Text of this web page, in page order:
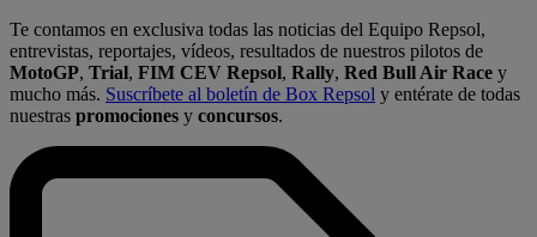
Te contamos en exclusiva todas las noticias del Equipo Repsol,
entrevistas, reportajes, vídeos, resultados de nuestros pilotos de
MotoGP, Trial, FIM CEV Repsol, Rally, Red Bull Air Race y
mucho más. Suscríbete al boletín de Box Repsol y entérate de todas
nuestras promociones y concursos.